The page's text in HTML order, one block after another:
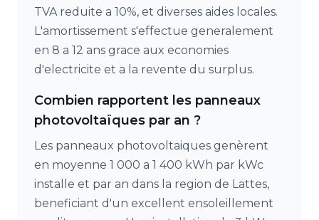
TVA reduite a 10%, et diverses aides locales.
L'amortissement s'effectue generalement
en 8 a 12 ans grace aux economies
d'electricite et a la revente du surplus.
Combien rapportent les panneaux
photovoltaïques par an ?
Les panneaux photovoltaiques genèrent
en moyenne 1 000 a 1 400 kWh par kWc
installe et par an dans la region de Lattes,
beneficiant d'un excellent ensoleillement